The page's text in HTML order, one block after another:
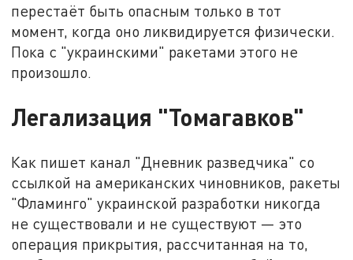
перестаёт быть опасным только в тот
момент, когда оно ликвидируется физически.
Пока с "украинскими" ракетами этого не
произошло.
Легализация "Томагавков"
Как пишет канал "Дневник разведчика" со
ссылкой на американских чиновников, ракеты
"Фламинго" украинской разработки никогда
не существовали и не существуют — это
операция прикрытия, рассчитанная на то,